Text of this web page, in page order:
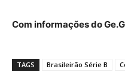
Com informações do
TAGS Brasileirão Série B